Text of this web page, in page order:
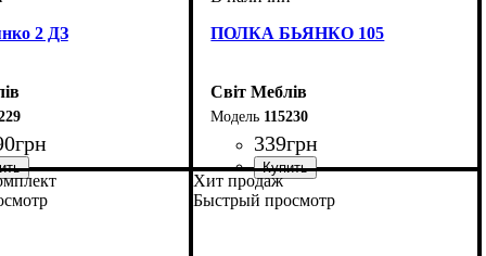
2 ДЗ
грн
: 900
: 2100
: 400
ПОЛКА БЬЯНКО 105
Світ Меблів
115230
339грн
ширина, мм
высота, мм
глубина, мм
Хит продаж
Быстрый просмотр